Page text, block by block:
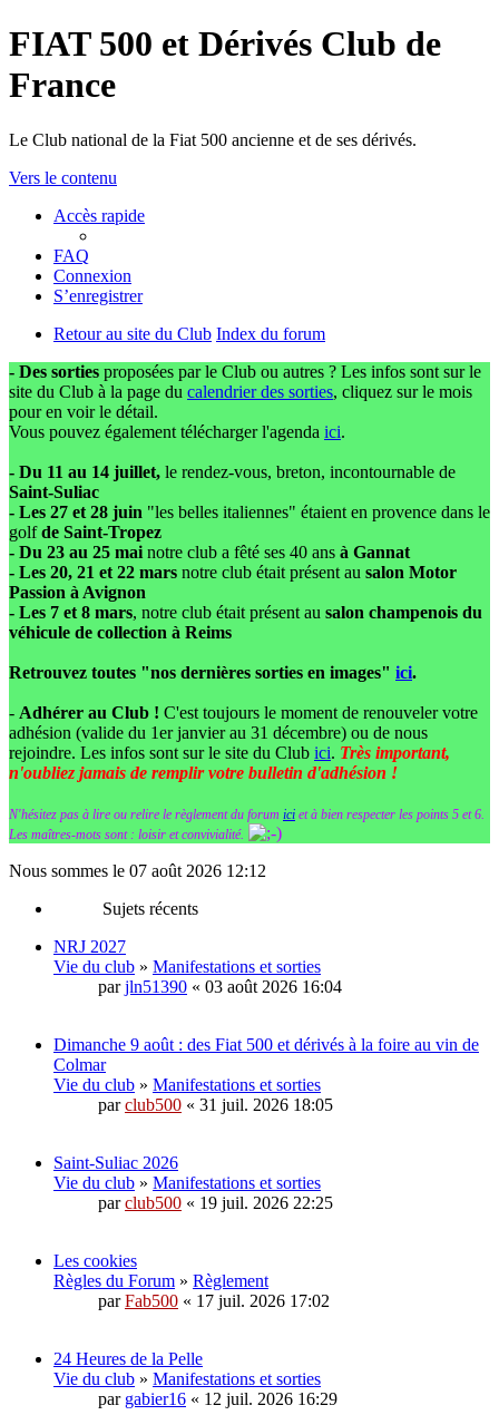
FIAT 500 et Dérivés Club de
France
Le Club national de la Fiat 500 ancienne et de ses dérivés.
Vers le contenu
Accès rapide
FAQ
Connexion
S’enregistrer
Retour au site du Club Index du forum
- Des sorties proposées par le Club ou autres ? Les infos sont sur le
site du Club à la page du calendrier des sorties, cliquez sur le mois
pour en voir le détail.
Vous pouvez également télécharger l'agenda ici.
- Du 11 au 14 juillet, le rendez-vous, breton, incontournable de
Saint-Suliac
- Les 27 et 28 juin "les belles italiennes" étaient en provence dans le
golfde Saint-Tropez
- Du 23 au 25 mai notre club a fêté ses 40 ans à Gannat
- Les 20, 21 et 22 mars notre club était présent au salon Motor
Passion à Avignon
- Les 7 et 8 mars, notre club était présent au salon champenois du
véhicule de collection à Reims
Retrouvez toutes "nos dernières sorties en images" ici.
- Adhérer au Club ! C'est toujours le moment de renouveler votre
adhésion (valide du 1er janvier au 31 décembre) ou de nous
rejoindre. Les infos sont sur le site du Club ici. Très important,
n'oubliez jamais de remplir votre bulletin d'adhésion !
N'hésitez pas à lire ou relire le règlement du forum ici et à bien respecter les points 5 et 6.
Les maîtres-mots sont : loisir et convivialité.
Nous sommes le 07 août 2026 12:12
Sujets récents
NRJ 2027
Vie du club » Manifestations et sorties
parjln51390 « 03 août 2026 16:04
Dimanche 9 août : des Fiat 500 et dérivés à la foire au vin de
Colmar
Vie du club » Manifestations et sorties
parclub500 « 31 juil. 2026 18:05
Saint-Suliac 2026
Vie du club » Manifestations et sorties
parclub500 « 19 juil. 2026 22:25
Les cookies
Règles du Forum » Règlement
parFab500 « 17 juil. 2026 17:02
24 Heures de la Pelle
Vie du club » Manifestations et sorties
par gabier16 « 12 juil. 2026 16:29